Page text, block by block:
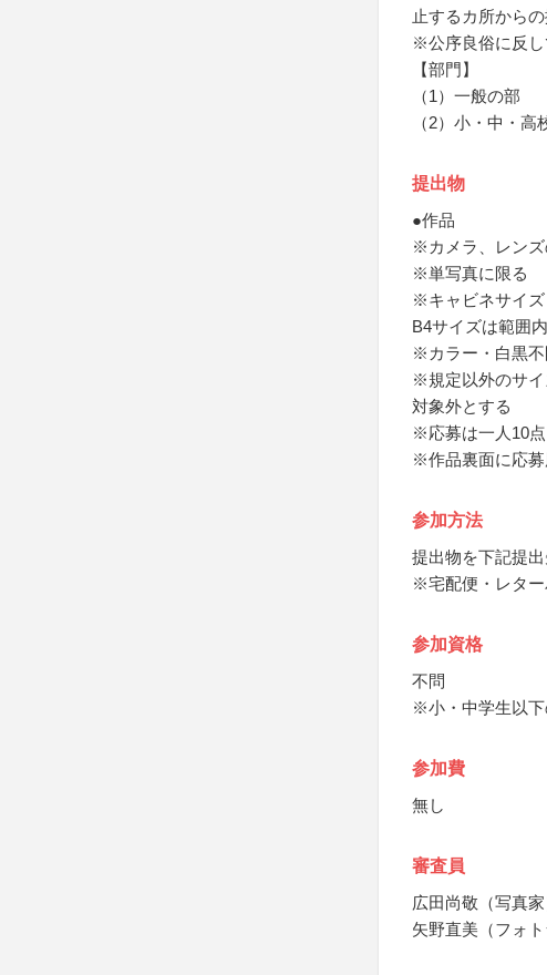
止するカ所から
※公序良俗に反し
【部門】
（1）一般の部
（2）小・中・
提出物
●作品
※カメラ、レンズ
※単写真に限る
※キャビネサイズ
B4サイズは範囲内
※カラー・白黒
※規定以外のサイ
対象外とする
※応募は一人10
※作品裏面に応募
参加方法
提出物を下記提
※宅配便・レター
参加資格
不問
※小・中学生以
参加費
無し
審査員
広田尚敬（写真家
矢野直美（フォ